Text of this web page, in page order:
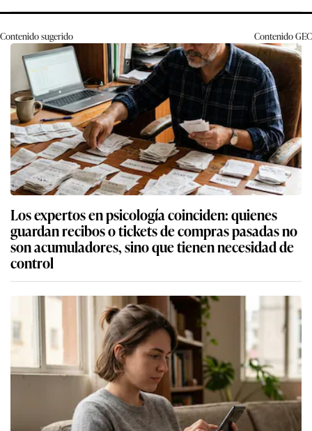
Contenido sugerido ContenidoGEC
Los expertos en psicología coinciden: quienes
guardan recibos o tickets de compras pasadas no
son acumuladores, sino que tienen necesidad de
control